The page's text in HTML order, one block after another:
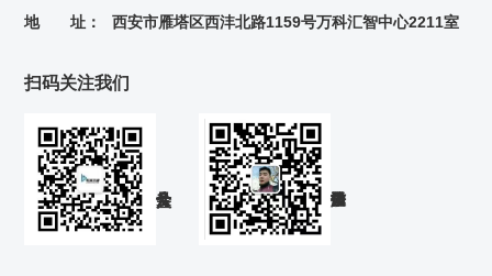
地 址：
西安市雁塔区西沣北路1159号万科汇智中心2211室
扫码关注我们